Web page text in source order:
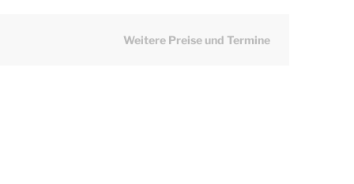
Weitere Preise und Termine